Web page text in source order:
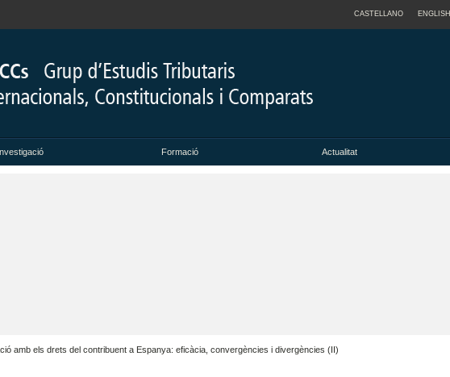
CASTELLANO ENGLISH
Formació Actualitat
amb els drets del contribuent a Espanya: eficàcia, convergències i divergències (II)